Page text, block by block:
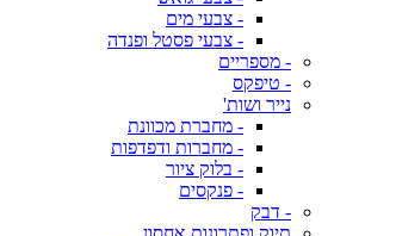
- צבעי מים
- צבעי פסטל ופנדה
- מספריים
- טיפקס
נייר ושות'
- מחברת מכוונת
- מחברות ודפדפות
- בלוק ציור
- פנקסים
- דבק